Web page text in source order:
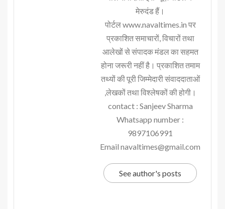
मेरुदंड हैं।
पोर्टल www.navaltimes.in पर
प्रकाशित समाचारों, विचारों तथा
आलेखों से संपादक मंडल का सहमत
होना जरूरी नहीं है। प्रकाशित तमाम
तथ्यों की पूरी जिम्मेदारी संवाददाताओं
,लेखकों तथा विश्लेषकों की होगी।
contact : Sanjeev Sharma
Whatsapp number :
9897106991
Email navaltimes@gmail.com
See author's posts